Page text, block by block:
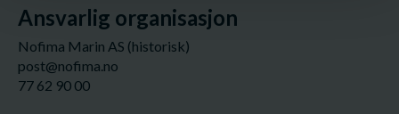
Ansvarlig organisasjon
Nofima Marin AS (historisk)
post@nofima.no
77 62 90 00